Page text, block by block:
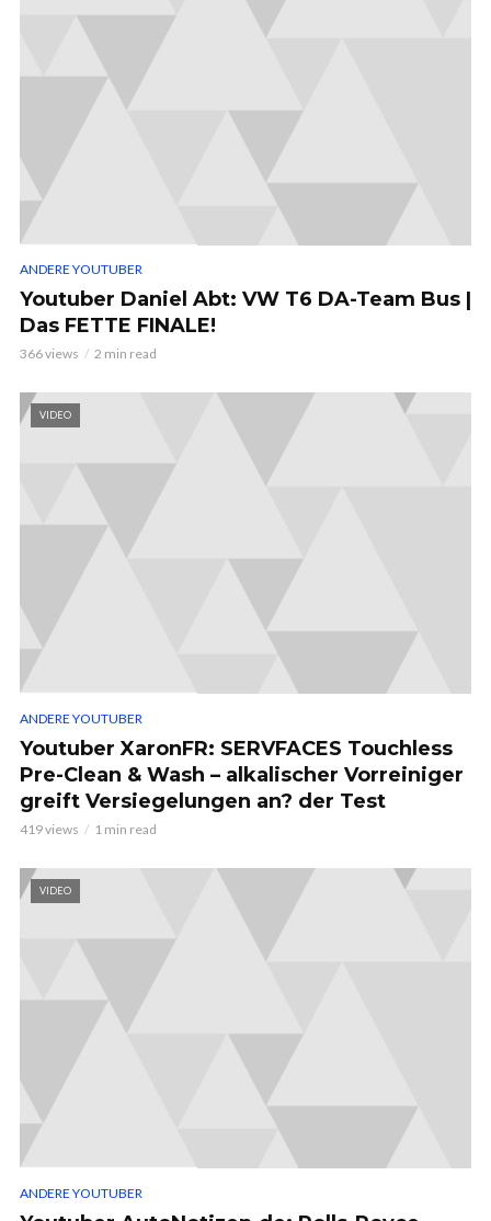
ANDERE YOUTUBER
Youtuber Daniel Abt: VW T6 DA-Team Bus |
Das FETTE FINALE!
366 views 2 min read
VIDEO
ANDERE YOUTUBER
Youtuber XaronFR: SERVFACES Touchless
Pre-Clean & Wash – alkalischer Vorreiniger
greift Versiegelungen an? der Test
419 views 1 min read
VIDEO
ANDERE YOUTUBER